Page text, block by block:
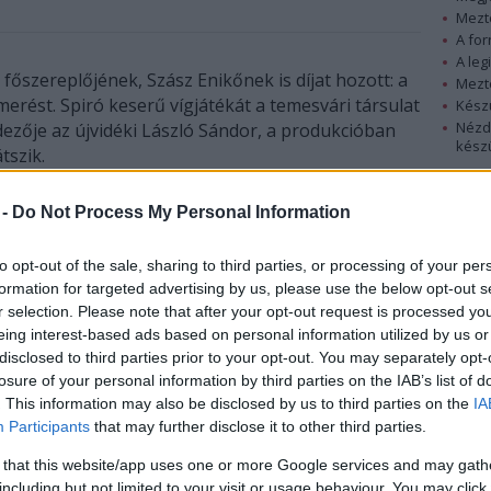
Do Not Process My Personal Information
opt-out of the sale, sharing to third parties, or processing of your
for targeted advertising by us, please use the below opt-out
selection. Please note that after your opt-out request is processed
interest-based ads based on personal information utilized by us
to third parties prior to your opt-out. You may separately
of your personal information by third parties on the IAB’s list of
This information may also be disclosed by us to third parties on the
Participants that may further disclose it to other third parties.
that this website/app uses one or more Google services and may
Szász Enikőnek is díjat hozott: a
Spiró keserű vígjátékát a temesvári társulat
az újvidéki László Sándor, a produkcióban
25. és október 2. között zajlott, és egy másik
főszereplője révén: az Aradi Kamaraszínház
darabjának, a Rudolf Hess tízparancsolatának
férfi főszereplőnek járó díjat a vasárnap esti
együtt csak három magyar társulat vett részt a
fontos díjat is elhoztak. A házigazda
nemrég hivatalosan is különvált váradi román
a Neil Simon műve alapján készült Biloxi Blues
A
A